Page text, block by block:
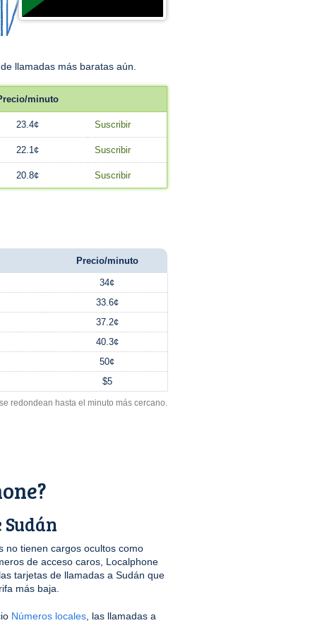
llamadas más baratas aún.
minuto
23.4¢ Suscribir
22.1¢ Suscribir
20.8¢ Suscribir
Precio/minuto
34¢
33.6¢
37.2¢
40.3¢
50¢
$5
redondean hasta el minuto más cercano.
no tienen cargos ocultos como
de acceso caros, Localphone
tarjetas de llamadas a Sudán que
más baja.
Números locales , las llamadas a